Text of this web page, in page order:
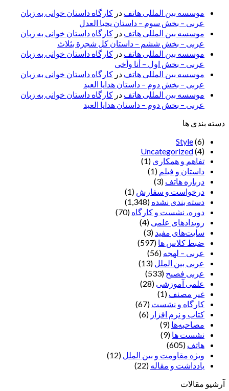
موسسه بین المللی هاتف در کارگاه داستان خوانی به زبان
عربی – بخش سوم – داستان یحیا العدل
موسسه بین المللی هاتف در کارگاه داستان خوانی به زبان
عربی – بخش ششم – داستان کل شجرة بثلاث
موسسه بین المللی هاتف در کارگاه داستان خوانی به زبان
عربی – بخش اول – أنا وأخی
موسسه بین المللی هاتف در کارگاه داستان خوانی به زبان
عربی – بخش دوم – داستان هدایا العید
موسسه بین المللی هاتف در کارگاه داستان خوانی به زبان
عربی – بخش دوم – داستان هدایا العید
دسته بندی ها
Style(6)
Uncategorized(4)
تفاهم و همکاری (1)
داستان و فیلم (1)
درباره هاتف (3)
درخواست و سفارش (1)
دسته بندی نشده (1,348)
دوره، نشست و کارگاه (70)
رویدادهای علمی (4)
سایت‌های مفید (3)
ضبط کلاس ها (597)
عربی – لهجه (56)
عربی بین الملل (13)
عربی فصیح (533)
علمی آموزشی (28)
غير مصنف (1)
کارگاه و نشست (67)
کتاب و نرم افزار (6)
مصاحبه‌ها (9)
نشست ها (9)
هاتف (605)
ویژه مقاومت و بین الملل (12)
یادداشت‌ و مقاله (22)
آرشیو مقالات